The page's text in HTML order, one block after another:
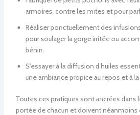
armoires, contre les mites et pour
Réaliser ponctuellement des
pour soulager la gorge irritée ou
bénin.
S’essayer à la diffusion d’huiles
une ambiance propice au repos et à
Toutes ces pratiques sont ancrées dans
portée de chacun et doivent néanmoins